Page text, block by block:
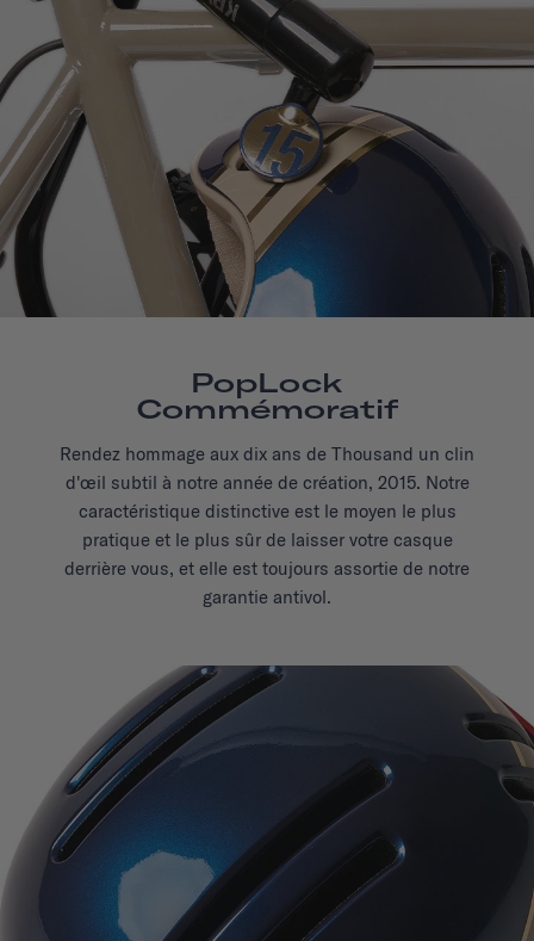
PopLock
Commémoratif
Rendez hommage aux dix ans de Thousand un clin
d'œil subtil à notre année de création, 2015. Notre
caractéristique distinctive est le moyen le plus
pratique et le plus sûr de laisser votre casque
derrière vous, et elle est toujours assortie de notre
garantie antivol.